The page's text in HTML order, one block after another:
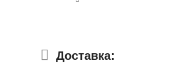
Доставка: